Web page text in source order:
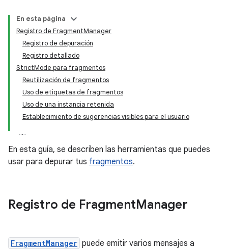
En esta página
Registro de FragmentManager
Registro de depuración
Registro detallado
StrictMode para fragmentos
Reutilización de fragmentos
Uso de etiquetas de fragmentos
Uso de una instancia retenida
Establecimiento de sugerencias visibles para el usuario
En esta guía, se describen las herramientas que puedes
usar para depurar tus fragmentos.
Registro de FragmentManager
FragmentManager puede emitir varios mensajes a